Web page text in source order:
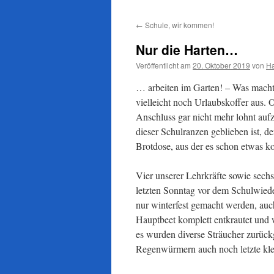
← Schule, wir kommen!
Nur die Harten…
Veröffentlicht am 20. Oktober 2019 von
… arbeiten im Garten! – Was
vielleicht noch Urlaubskoffer aus.
Anschluss gar nicht mehr lohnt
dieser Schulranzen geblieben ist,
Brotdose, aus der es schon etwas
Vier unserer Lehrkräfte sowie
letzten Sonntag vor dem
nur winterfest gemacht werden,
Hauptbeet komplett entkrautet
es wurden diverse Sträucher
Regenwürmern auch noch letzte